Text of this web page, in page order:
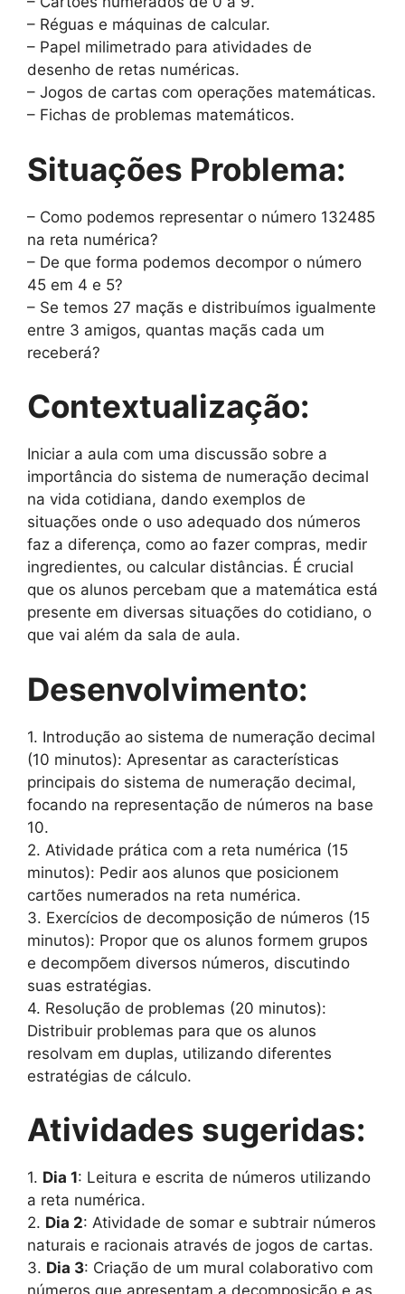
– Réguas e máquinas de calcular.
– Papel milimetrado para atividades de
desenho de retas numéricas.
– Jogos de cartas com operações matemáticas.
– Fichas de problemas matemáticos.
Situações Problema:
– Como podemos representar o número 132485
na reta numérica?
– De que forma podemos decompor o número
45 em 4 e 5?
– Se temos 27 maçãs e distribuímos igualmente
entre 3 amigos, quantas maçãs cada um
receberá?
Contextualização:
Iniciar a aula com uma discussão sobre a
importância do sistema de numeração decimal
na vida cotidiana, dando exemplos de
situações onde o uso adequado dos números
faz a diferença, como ao fazer compras, medir
ingredientes, ou calcular distâncias. É crucial
que os alunos percebam que a matemática está
presente em diversas situações do cotidiano, o
que vai além da sala de aula.
Desenvolvimento:
1. Introdução ao sistema de numeração decimal
(10 minutos): Apresentar as características
principais do sistema de numeração decimal,
focando na representação de números na base
10.
2. Atividade prática com a reta numérica (15
minutos): Pedir aos alunos que posicionem
cartões numerados na reta numérica.
3. Exercícios de decomposição de números (15
minutos): Propor que os alunos formem grupos
e decompõem diversos números, discutindo
suas estratégias.
4. Resolução de problemas (20 minutos):
Distribuir problemas para que os alunos
resolvam em duplas, utilizando diferentes
estratégias de cálculo.
Atividades sugeridas:
1. Dia 1: Leitura e escrita de números utilizando
a reta numérica.
2. Dia 2: Atividade de somar e subtrair números
naturais e racionais através de jogos de cartas.
3. Dia 3: Criação de um mural colaborativo com